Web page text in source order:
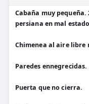
Cabaña muy pequeña.
persiana en mal
Chimenea al aire libre
Paredes ennegrecidas.
Puerta que no cierra.